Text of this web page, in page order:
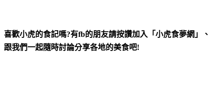
喜歡小虎的食記嗎?有fb的朋友請按讚加入「小虎食夢網」、
跟我們一起隨時討論分享各地的美食吧!